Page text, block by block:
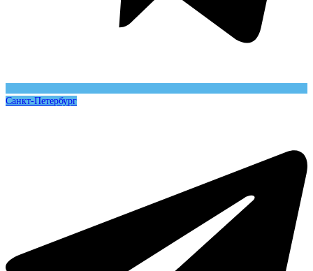
Санкт-Петербург